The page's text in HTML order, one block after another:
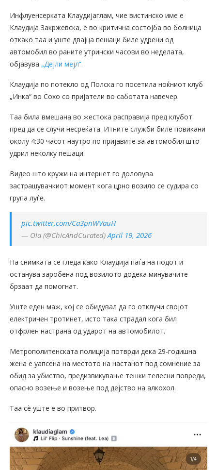
Инфлуенсерката Клаудијаглам, чие вистинско име е
Клаудија Закржевска, е во критична состојба во болница
откако таа и уште двајца пешаци биле удрени од
автомобил во раните утрински часови во неделата,
објавува „Дејли мејл“.
Клаудија по потекло од Полска го посетила ноќниот клуб
„Инка“ во Сохо со пријатели во саботата навечер.
Таа била вмешана во жестока расправија пред клубот
пред да се случи несреќата. Итните служби биле повикани
околу 4:30 часот наутро по пријавите за автомобил што
удрил неколку пешаци.
Видео што кружи на интернет го доловува
застрашувачкиот момент кога црно возило се судира со
група луѓе.
pic.twitter.com/Ca3pnWVauH
— Ola (@ChicAndCurated) April 19, 2026
На снимката се гледа како Клаудија паѓа на подот и
останува заробена под возилото додека минувачите
брзаат да помогнат.
Уште еден маж, кој се обидувал да го отклучи својот
електричен тротинет, исто така страдал кога бил
отфрлен настрана од ударот на автомобилот.
Метрополитенската полиција потврди дека 29-годишна
жена е уапсена на местото на настанот под сомнение за
обид за убиство, предизвикување тешки телесни повреди,
опасно возење и возење под дејство на алкохол.
Таа сè уште е во притвор.